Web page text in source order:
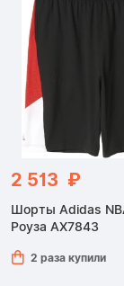
2 513 ₽
Шорты Adidas
Роуза AX7843
2 раза купили